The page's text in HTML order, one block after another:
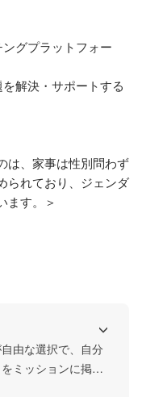
グプラットフォー
解決・サポートする
は、家事は性別問わず
られており、ジェンダ
ます。＞
由な選択で、自分
ミッションに掲